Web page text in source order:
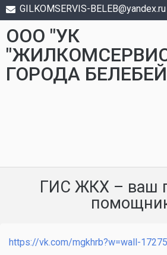
GILKOMSERVIS-BELEB@yandex.ru
ООО "УК
ГОРОДА
ГИС ЖКХ – ваш
https://vk.com/mgkhrb?w=wall-